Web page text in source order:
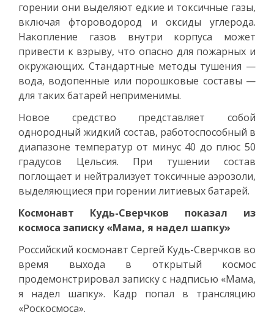
горении они выделяют едкие и токсичные газы,
включая фтороводород и оксиды углерода.
Накопление газов внутри корпуса может
привести к взрыву, что опасно для пожарных и
окружающих. Стандартные методы тушения —
вода, водопенные или порошковые составы —
для таких батарей неприменимы.
Новое средство представляет собой
однородный жидкий состав, работоспособный в
диапазоне температур от минус 40 до плюс 50
градусов Цельсия. При тушении состав
поглощает и нейтрализует токсичные аэрозоли,
выделяющиеся при горении литиевых батарей.
Космонавт Кудь-Сверчков показал из
космоса записку «Мама, я надел шапку»
Российский космонавт Сергей Кудь-Сверчков во
время выхода в открытый космос
продемонстрировал записку с надписью «Мама,
я надел шапку». Кадр попал в трансляцию
«Роскосмоса».